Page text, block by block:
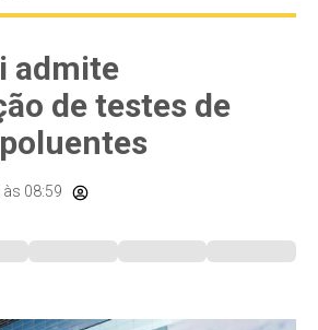
admite
de testes de
às 08:59